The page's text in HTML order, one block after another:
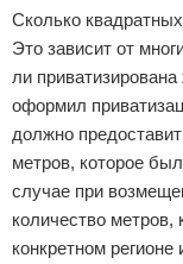
Сколько
Это зависит от
ли
оформил
должно
метров, которое
случае при
количество
конкретном